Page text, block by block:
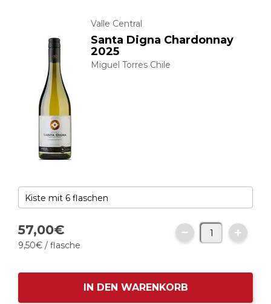
Valle Central
Santa Digna Chardonnay
2025
Miguel Torres Chile
57,00€
9,50€ / flasche
IN DEN WARENKORB